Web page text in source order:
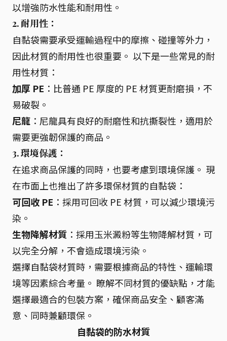
以增強防水性能和耐用性。
2. 耐用性：
自黏袋需要承受運輸過程中的摩擦、碰撞等外力，
因此材質的耐用性也很重要。 以下是一些常見的耐
用性材質：
加厚 PE ：比普通 PE 厚度的 PE 材質更耐磨損，不
易破裂。
尼龍 ：尼龍具有良好的耐磨性和抗撕裂性，適用於
需要更強韌保護的商品。
3. 環境保護：
在追求商品保護的同時，也要考慮到環境保護。 現
在市面上也推出了許多環保材質的自黏袋：
可回收 PE ：採用可回收 PE 材質，可以減少環境污
染。
生物降解材質 ：採用玉米澱粉等生物降解材質，可
以完全分解，不會造成環境污染。
選擇自黏袋材質時，需要根據商品的特性、運輸環
境等因素綜合考量。 瞭解不同材質的優缺點，才能
選擇最適合的包裝方案，確保商品安全、顧客滿
意、同時兼顧環保。
自黏袋的防水材質